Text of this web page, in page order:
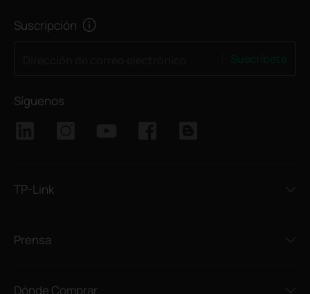
Suscripción
Síguenos
TP-Link
Prensa
Dónde Comprar